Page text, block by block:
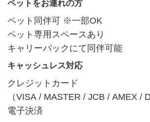
ペットをお連れの方
ペット同伴可 ※一部OK
ペット専用スペースあり
キャリーバックにて同伴可能
キャッシュレス対応
クレジットカード
（VISA / MASTER / JCB / AMEX /
電子決済